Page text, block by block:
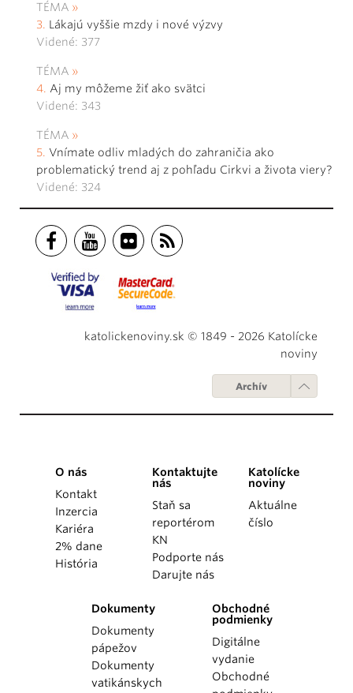
TÉMA
Lákajú vyššie mzdy i nové výzvy
Videné: 377
TÉMA
Aj my môžeme žiť ako svätci
Videné: 343
TÉMA
Vnímate odliv mladých do zahraničia ako
problematický trend aj z pohľadu Cirkvi a života viery?
Videné: 324
katolickenoviny.sk © 1849 - 2026 Katolícke
noviny
Archív
O nás
Kontakt
Inzercia
Kariéra
2% dane
História
Kontaktujte
nás
Staň sa
reportérom
KN
Podporte nás
Darujte nás
Katolícke
noviny
Aktuálne
číslo
Dokumenty
Dokumenty
pápežov
Dokumenty
vatikánskych
Obchodné
podmienky
Digitálne
vydanie
Obchodné